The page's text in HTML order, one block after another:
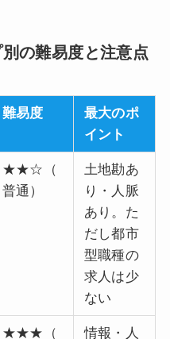
の難易度と注意点
難易度
最大のポ
イント
★★☆（
普通）
土地勘あ
り・人脈
あり。た
だし都市
型職種の
求人は少
ない
★★★（
情報・人